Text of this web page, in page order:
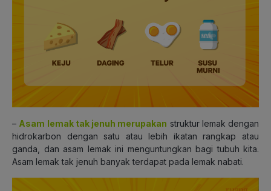
– Asam lemak tak jenuh merupakan struktur lemak dengan
hidrokarbon dengan satu atau lebih ikatan rangkap atau
ganda, dan asam lemak ini menguntungkan bagi tubuh kita.
Asam lemak tak jenuh banyak terdapat pada lemak nabati.